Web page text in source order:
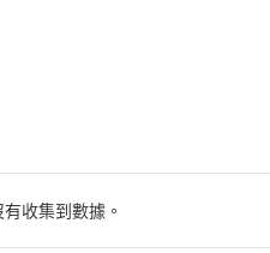
收集到數據。